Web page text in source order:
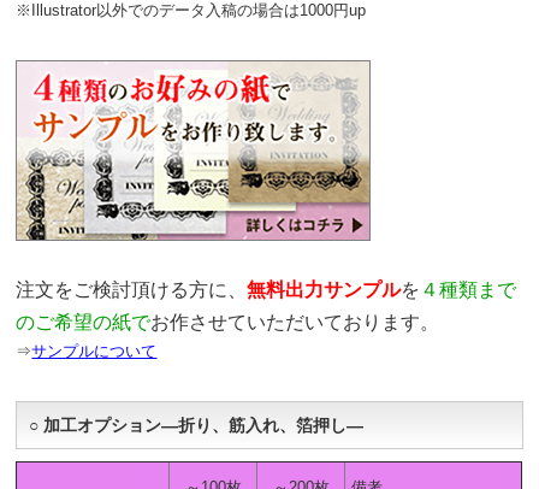
※Illustrator以外でのデータ入稿の場合は1000円up
注文をご検討頂ける方に、無料出力サンプルを ４種類まで
のご希望の紙でお作させていただいております。
⇒サンプルについて
○ 加工オプション―折り、筋入れ、箔押し―